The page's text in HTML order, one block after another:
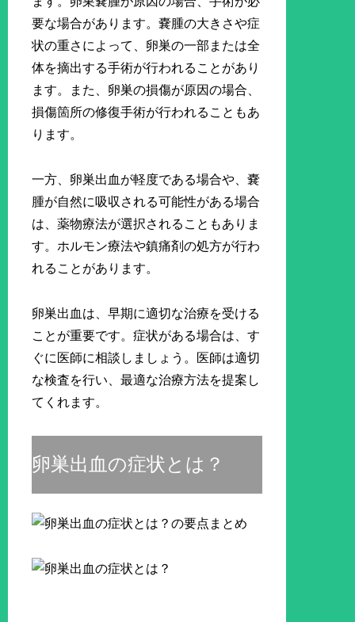
要な場合があります。嚢腫の大きさや症
状の重さによって、卵巣の一部または全
体を摘出する手術が行われることがあり
ます。また、卵巣の損傷が原因の場合、
損傷箇所の修復手術が行われることもあ
ります。
一方、卵巣出血が軽度である場合や、嚢
腫が自然に吸収される可能性がある場合
は、薬物療法が選択されることもありま
す。ホルモン療法や鎮痛剤の処方が行わ
れることがあります。
卵巣出血は、早期に適切な治療を受ける
ことが重要です。症状がある場合は、す
ぐに医師に相談しましょう。医師は適切
な検査を行い、最適な治療方法を提案し
てくれます。
卵巣出血の症状とは？